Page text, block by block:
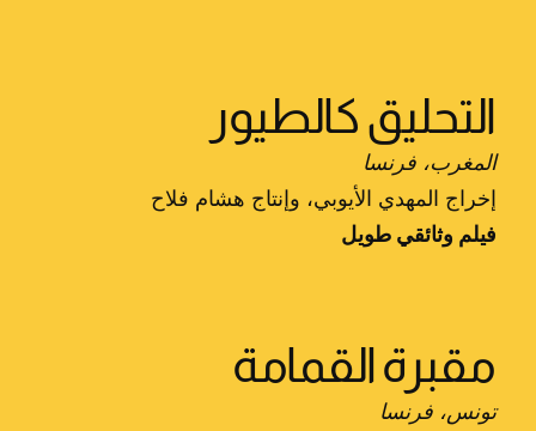
التحليق كالطيور
المغرب، فرنسا
إخراج المهدي الأيوبي، وإنتاج هشام فلاح
فيلم وثائقي طويل
مقبرة القمامة
تونس، فرنسا